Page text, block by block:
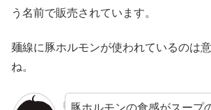
う名前で販売されています。
麺線に豚ホルモンが使われているのは
ね。
豚ホルモンの食感がスープ